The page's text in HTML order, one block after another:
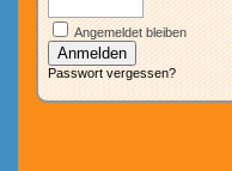
Angemeldet bleiben
Passwort vergessen?